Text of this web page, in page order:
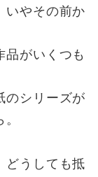
いやその前か
品がいくつも
のシリーズが
どうしても抵